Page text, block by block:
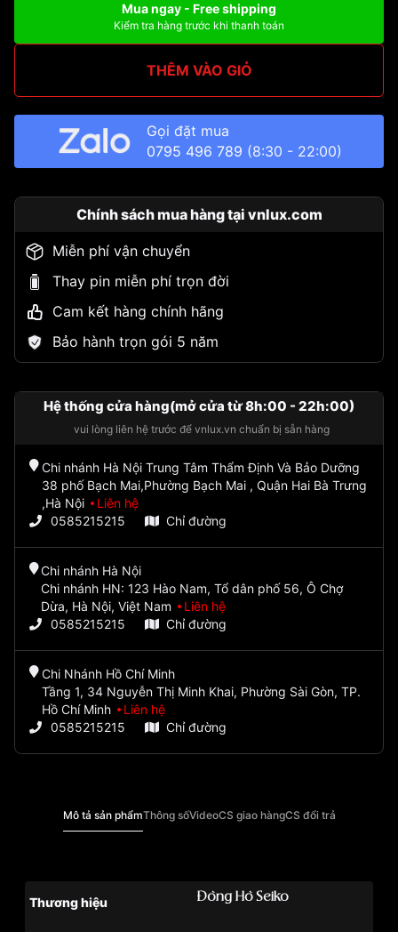
Mua ngay - Free shipping
Kiểm tra hàng trước khi thanh toán
THÊM VÀO GIỎ
Gọi đặt mua
0795 496 789 (8:30 - 22:00)
Chính sách mua hàng tại vnlux.com
Miễn phí vận chuyển
Thay pin miễn phí trọn đời
Cam kết hàng chính hãng
Bảo hành trọn gói 5 năm
Hệ thống cửa hàng(mở cửa từ 8h:00 - 22h:00)
vui lòng liên hệ trước để vnlux.vn chuẩn bị sẵn hàng
Chi nhánh Hà Nội Trung Tâm Thẩm Định Và Bảo Dưỡng
38 phố Bạch Mai,Phường Bạch Mai , Quận Hai Bà Trưng
,Hà Nội
Liên hệ
0585215215
Chỉ đường
Chi nhánh Hà Nội
Chi nhánh HN: 123 Hào Nam, Tổ dân phố 56, Ô Chợ
Dừa, Hà Nội, Việt Nam
Liên hệ
0585215215
Chỉ đường
Chi Nhánh Hồ Chí Minh
Tầng 1, 34 Nguyễn Thị Minh Khai, Phường Sài Gòn, TP.
Hồ Chí Minh
Liên hệ
0585215215
Chỉ đường
Mô tả sản phẩmThông sốVideoCS giao hàngCS đổi trả
Thương hiệu Đồng Hồ Seiko